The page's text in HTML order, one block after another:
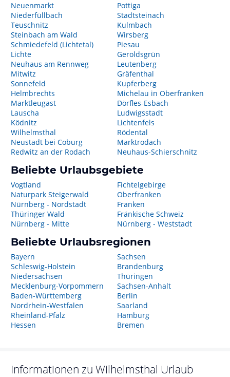
Neuenmarkt
Niederfüllbach
Teuschnitz
Steinbach am Wald
Schmiedefeld (Lichtetal)
Lichte
Neuhaus am Rennweg
Mitwitz
Sonnefeld
Helmbrechts
Marktleugast
Lauscha
Ködnitz
Wilhelmsthal
Neustadt bei Coburg
Redwitz an der Rodach
Pottiga
Stadtsteinach
Kulmbach
Wirsberg
Piesau
Geroldsgrün
Leutenberg
Gräfenthal
Kupferberg
Michelau in Oberfranken
Dörfles-Esbach
Ludwigsstadt
Lichtenfels
Rödental
Marktrodach
Neuhaus-Schierschnitz
Beliebte Urlaubsgebiete
Vogtland
Naturpark Steigerwald
Nürnberg - Nordstadt
Thüringer Wald
Nürnberg - Mitte
Fichtelgebirge
Oberfranken
Franken
Fränkische Schweiz
Nürnberg - Weststadt
Beliebte Urlaubsregionen
Bayern
Schleswig-Holstein
Niedersachsen
Mecklenburg-Vorpommern
Baden-Württemberg
Nordrhein-Westfalen
Rheinland-Pfalz
Hessen
Sachsen
Brandenburg
Thüringen
Sachsen-Anhalt
Berlin
Saarland
Hamburg
Bremen
Informationen zu Wilhelmsthal Urlaub